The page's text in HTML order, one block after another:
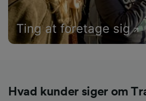
Ting at foretage sig
Hvad kunder siger om